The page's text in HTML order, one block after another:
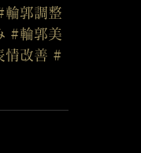
輪郭調整
#輪郭美
情改善 #